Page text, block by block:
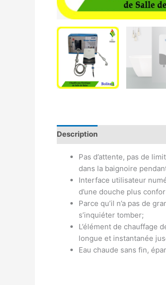
Description
Pas d’attente, pas de
dans la baignoire
Interface utilisateur
d’une douche plus
Parce qu’il n’a pas de
s’inquiéter tomber;
L’élément de chauffage
longue et instantanée
Eau chaude sans fin,